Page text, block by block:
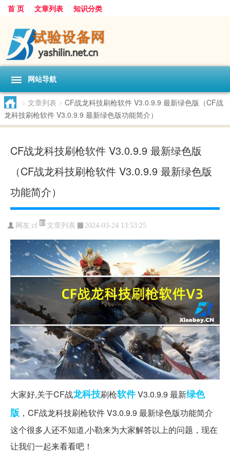
首 页 文章列表 知识分类
网站导航
> 文章列表 > CF战龙科技刷枪软件 V3.0.9.9 最新绿色版（CF战
龙科技刷枪软件 V3.0.9.9 最新绿色版功能简介）
CF战龙科技刷枪软件 V3.0.9.9 最新绿色版
（CF战龙科技刷枪软件 V3.0.9.9 最新绿色版
功能简介）
网友:cf 文章列表 2024-03-24 13:53:25
大家好,关于CF战龙科技刷枪软件V3.0.9.9 最新绿色
版 ，CF战龙科技刷枪软件 V3.0.9.9 最新绿色版功能简介
这个很多人还不知道,小勒来为大家解答以上的问题，现在
让我们一起来看看吧！